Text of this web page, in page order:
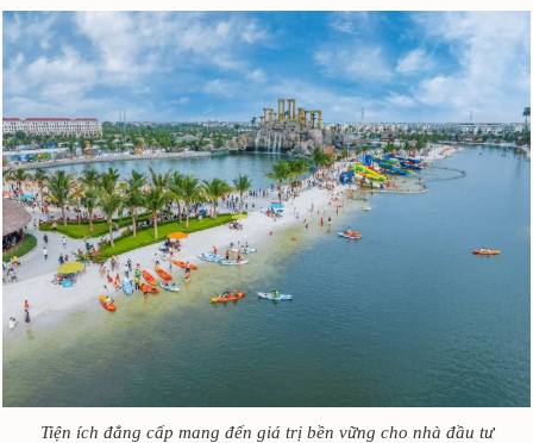
Tiện ích đẳng cấp mang đến giá trị bền vững cho nhà đầu tư